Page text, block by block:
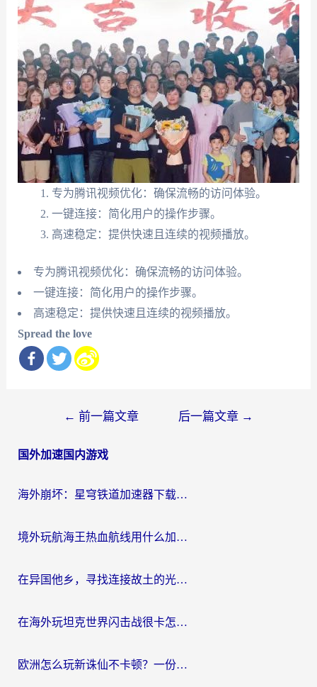
专为腾讯视频优化：确保流畅的访问体验。
一键连接：简化用户的操作步骤。
高速稳定：提供快速且连续的视频播放。
专为腾讯视频优化：确保流畅的访问体验。
一键连接：简化用户的操作步骤。
高速稳定：提供快速且连续的视频播放。
Spread the love
导
← 前一篇文章 后一篇文章 →
国外加速国内游戏
海外崩坏：星穹铁道加速器下载安装：一份给游子的终极网络指南
境外玩航海王热血航线用什么加速器？2026海外玩家实测最优方案（附欧洲问道堡垒前线加速技巧）
在异国他乡，寻找连接故土的光明大陆免费加速器
在海外玩坦克世界闪击战很卡怎么办？老玩家亲测有效的加速器选择指南
欧洲怎么玩新诛仙不卡顿？一份给海外游子的国服游戏畅玩指南